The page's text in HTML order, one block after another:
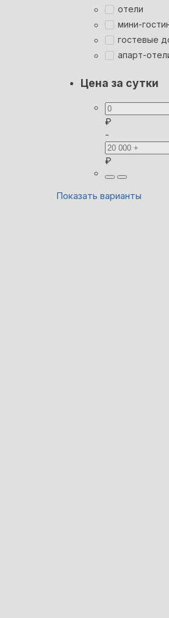
отели
мини-
гостевые
апарт-
Цена за сутки
₽
-
₽
Показать варианты